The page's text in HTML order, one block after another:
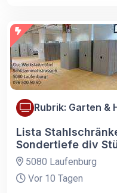
Rubrik: Garten &
Lista
Sondertiefe div
5080 Laufenburg
Vor 10 Tagen